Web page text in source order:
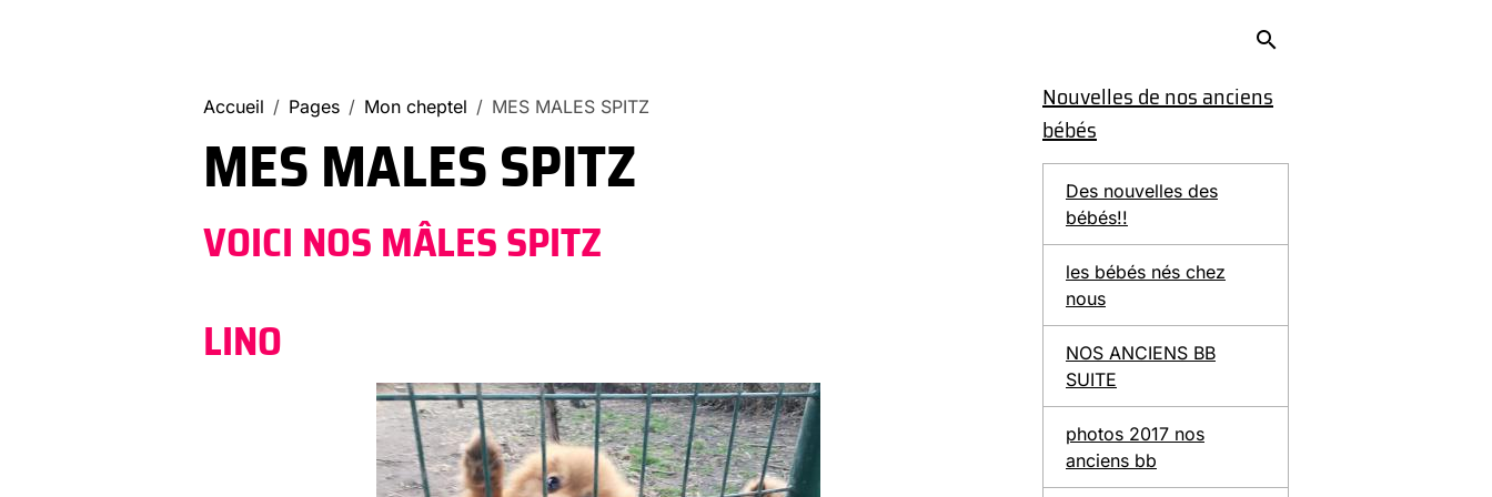
Accueil Pages Mon cheptel MES MALES SPITZ
MES MALES SPITZ
VOICI NOS MÂLES SPITZ
LINO
Nouvelles de nos anciens
bébés
Des nouvelles des
bébés!!
les bébés nés chez
nous
NOS ANCIENS BB
SUITE
photos 2017 nos
anciens bb